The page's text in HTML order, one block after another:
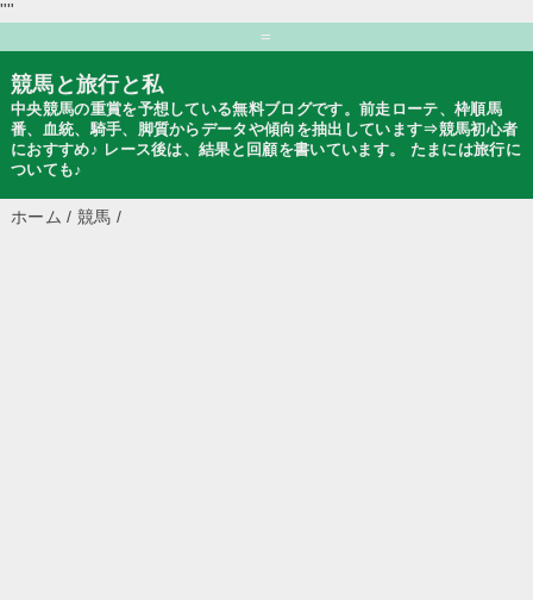
""
=
競馬と旅行と私
中央競馬の重賞を予想している無料ブログです。前走ローテ、枠順馬
番、血統、騎手、脚質からデータや傾向を抽出しています⇒競馬初心者
におすすめ♪ レース後は、結果と回顧を書いています。 たまには旅行に
ついても♪
ホーム / 競馬 /